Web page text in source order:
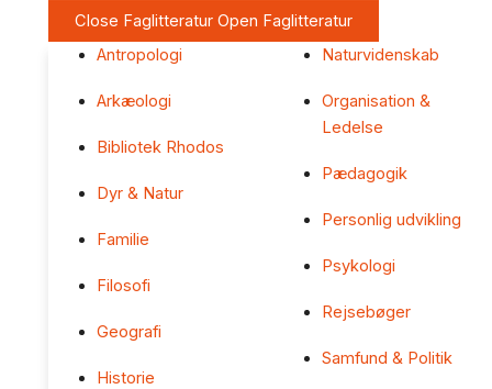
Close Faglitteratur Open Faglitteratur
Antropologi
Arkæologi
Bibliotek Rhodos
Dyr & Natur
Familie
Filosofi
Geografi
Historie
Naturvidenskab
Organisation &
Ledelse
Pædagogik
Personlig udvikling
Psykologi
Rejsebøger
Samfund & Politik